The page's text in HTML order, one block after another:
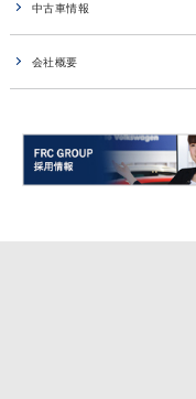
中古車情報
会社概要